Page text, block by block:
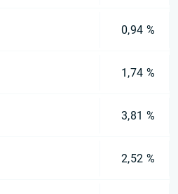
0,94 %
1,74 %
3,81 %
2,52 %